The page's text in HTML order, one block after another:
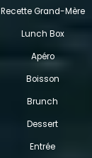
Recette Grand-Mère
Lunch Box
Apéro
Boisson
Brunch
Dessert
Entrée